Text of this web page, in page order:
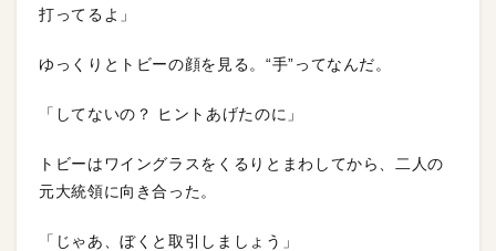
打ってるよ」
ゆっくりとトビーの顔を見る。“手”ってなんだ。
「してないの？ ヒントあげたのに」
トビーはワイングラスをくるりとまわしてから、二人の
元大統領に向き合った。
「じゃあ、ぼくと取引しましょう」